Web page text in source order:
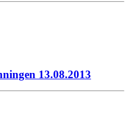
13.08.2013